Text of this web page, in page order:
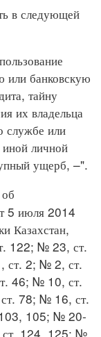
в следующей
или банковскую
тайну
их владельца
службе или
личной
ущерб, –".
5 июля 2014
Казахстан,
122; № 23, ст.
ст. 2; № 2, ст.
46; № 10, ст.
78; № 16, ст.
105; № 20-
124, 125; №